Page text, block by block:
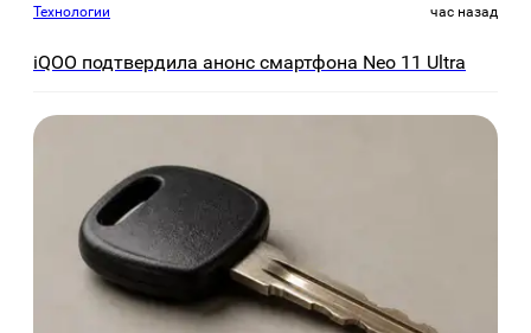
Технологии час назад
iQOO подтвердила анонс смартфона Neo 11 Ultra